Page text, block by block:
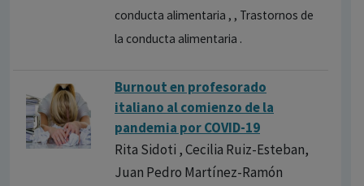
conducta alimentaria , , Trastornos de
la conducta alimentaria .
Burnout en profesorado
italiano al comienzo de la
pandemia por COVID-19
Rita Sidoti , Cecilia Ruiz-Esteban,
Juan Pedro Martínez-Ramón